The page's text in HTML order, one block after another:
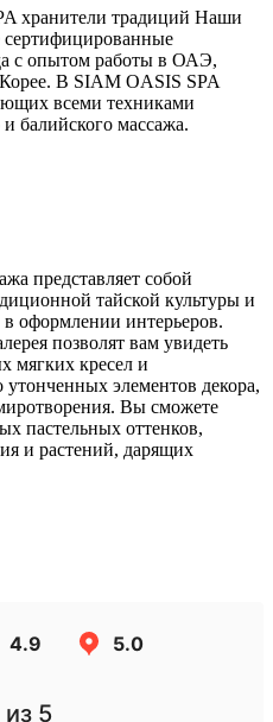
хранители традиций Наши
сертифицированные
с опытом работы в ОАЭ,
В SIAM OASIS SPA
всеми техниками
балийского массажа.
представляет собой
тайской культуры и
оформлении интерьеров.
позволят вам увидеть
мягких кресел и
утонченных элементов декора,
Вы сможете
пастельных оттенков,
и растений, дарящих
4.9 5.0
из 5